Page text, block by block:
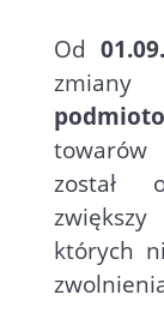
Od
został
których